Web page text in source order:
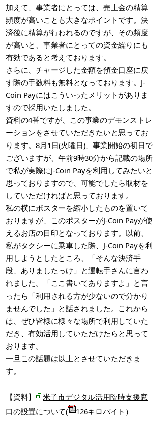
加えて、事業者にとっては、売上金の精算
頻度が高いことも大きなポイントです。決
済後に精算が行われるのですが、その頻度
が高いと、事業者にとっての資金繰りにも
有効であると考えております。
さらに、チャージした金額を預金口座に戻
す際の手数料も無料となっております。J-
Coin Payにはこういったメリットがありま
すので採用いたしました。
資料の4番ですが、この事業のデモンストレ
ーションをさせていただきたいと思ってお
ります。8月1日(火曜日)、事業開始の初日で
ございますが、午前9時30分から記載の場所
で私が実際にJ-Coin Payを利用してみたいと
思っておりますので、可能でしたら取材を
していただければと思っております。
私の横にポスターを縮小したものを置いて
おりますが、このポスターがJ-Coin Payが使
えるお店の目印となっております。以前、
私がタクシーに乗車した際、J-Coin Payを利
用しようとしたところ、「そんな決済手
段、ありましたっけ」と運転手さんに言わ
れました。「ここ書いてありますよ」と言
ったら「利用される方が少ないので分かり
ませんでした」と話されました。これから
は、ぜひ皆様に様々な場所で利用していた
だき、有効活用していただけたらと思って
おります。
一旦この話題は以上とさせていただきま
す。
【資料】
米子市デジタル活用臨時支援窓
口の設置について( 126キロバイト ）